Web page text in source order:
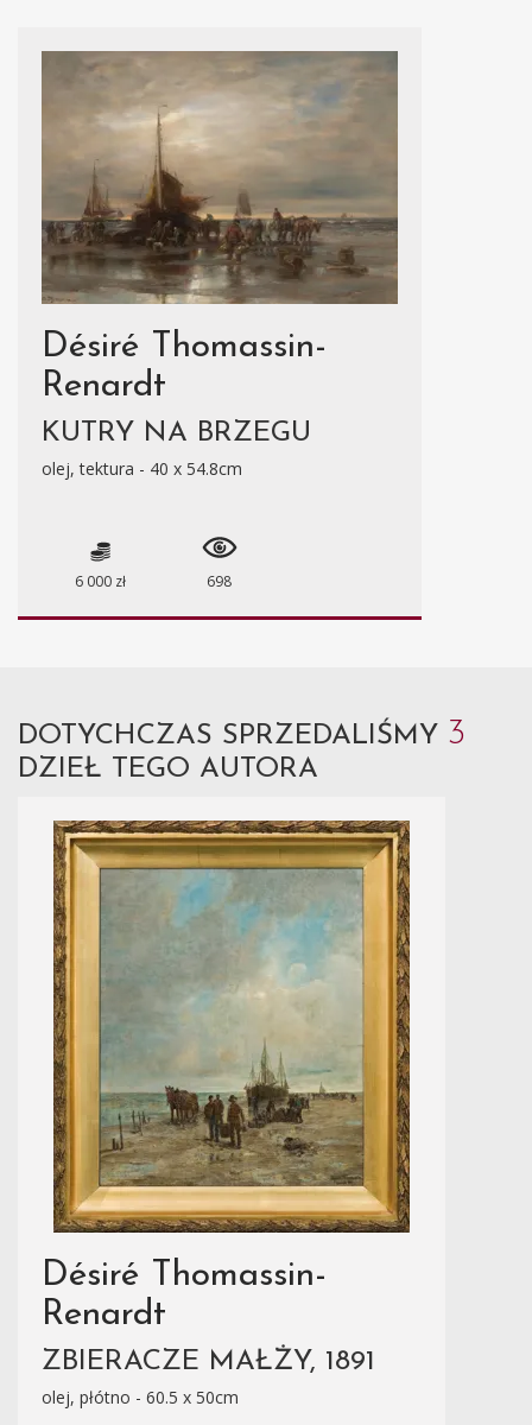
Désiré Thomassin-
Renardt
KUTRY NA BRZEGU
olej, tektura - 40 x 54.8cm
6 000 zł 698
DOTYCHCZAS SPRZEDALIŚMY 3
DZIEŁ TEGO AUTORA
Désiré Thomassin-
Renardt
ZBIERACZE MAŁŻY, 1891
olej, płótno - 60.5 x 50cm